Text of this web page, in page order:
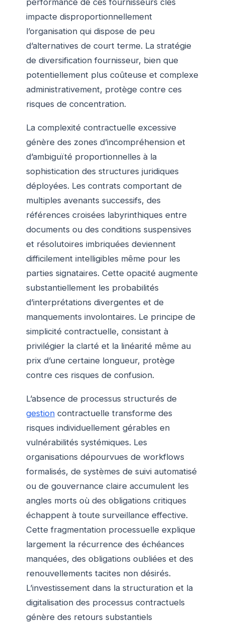
performance de ces fournisseurs clés
impacte disproportionnellement
l’organisation qui dispose de peu
d’alternatives de court terme. La stratégie
de diversification fournisseur, bien que
potentiellement plus coûteuse et complexe
administrativement, protège contre ces
risques de concentration.
La complexité contractuelle excessive
génère des zones d’incompréhension et
d’ambiguïté proportionnelles à la
sophistication des structures juridiques
déployées. Les contrats comportant de
multiples avenants successifs, des
références croisées labyrinthiques entre
documents ou des conditions suspensives
et résolutoires imbriquées deviennent
difficilement intelligibles même pour les
parties signataires. Cette opacité augmente
substantiellement les probabilités
d’interprétations divergentes et de
manquements involontaires. Le principe de
simplicité contractuelle, consistant à
privilégier la clarté et la linéarité même au
prix d’une certaine longueur, protège
contre ces risques de confusion.
L’absence de processus structurés de
gestion contractuelle transforme des
risques individuellement gérables en
vulnérabilités systémiques. Les
organisations dépourvues de workflows
formalisés, de systèmes de suivi automatisé
ou de gouvernance claire accumulent les
angles morts où des obligations critiques
échappent à toute surveillance effective.
Cette fragmentation processuelle explique
largement la récurrence des échéances
manquées, des obligations oubliées et des
renouvellements tacites non désirés.
L’investissement dans la structuration et la
digitalisation des processus contractuels
génère des retours substantiels